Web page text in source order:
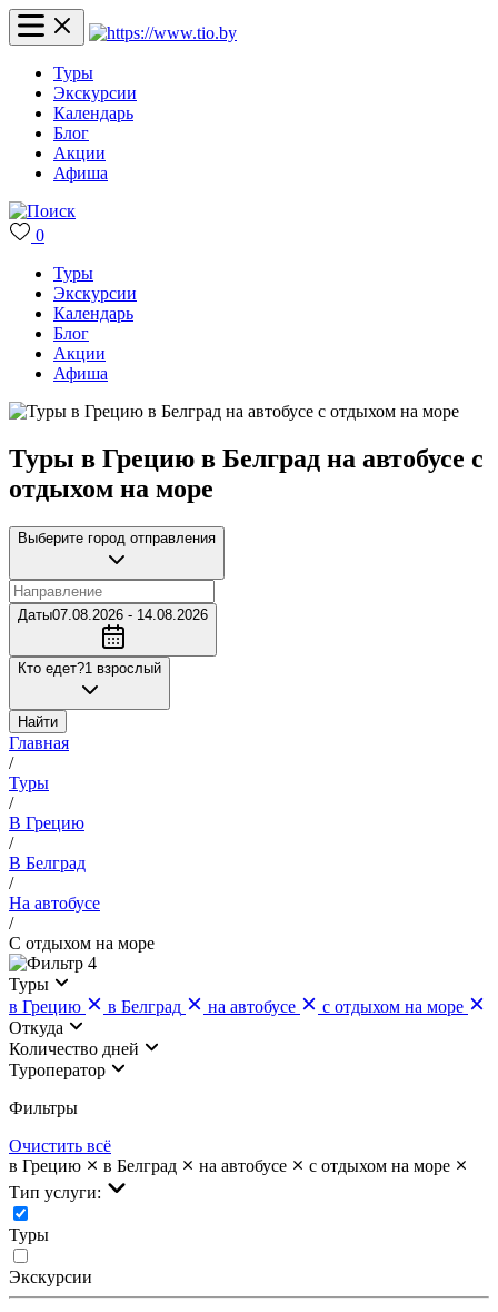
Туры
Экскурсии
Календарь
Блог
Акции
Афиша
0
Туры
Экскурсии
Календарь
Блог
Акции
Афиша
Туры в Грецию в Белград на автобусе с
отдыхом на море
Выберите город отправления
Даты07.08.2026 - 14.08.2026
Кто едет?1 взрослый
Найти
Главная
/
Туры
/
В Грецию
/
В Белград
/
На автобусе
/
С отдыхом на море
4
Туры
в Грецию
в Белград на автобусе
с отдыхом на море
Откуда
Количество дней
Туроператор
Фильтры
Очистить всё
в Грецию
в Белград на автобусе
с отдыхом на море
Тип услуги:
Туры
Экскурсии